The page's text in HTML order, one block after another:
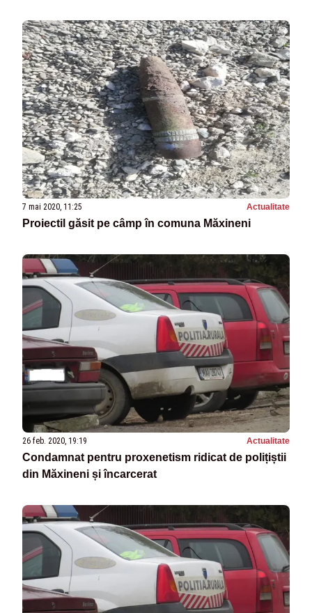
7 mai 2020, 11:25 Actualitate
Proiectil găsit pe câmp în comuna Măxineni
26 feb. 2020, 19:19 Actualitate
Condamnat pentru proxenetism ridicat de polițiștii
din Măxineni și încarcerat